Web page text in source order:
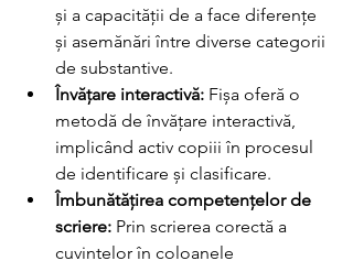
și a capacității de a face diferențe
și asemănări între diverse categorii
de substantive.
Învățare interactivă: Fișa oferă o
metodă de învățare interactivă,
implicând activ copiii în procesul
de identificare și clasificare.
Îmbunătățirea competențelor de
scriere: Prin scrierea corectă a
cuvintelor în coloanele